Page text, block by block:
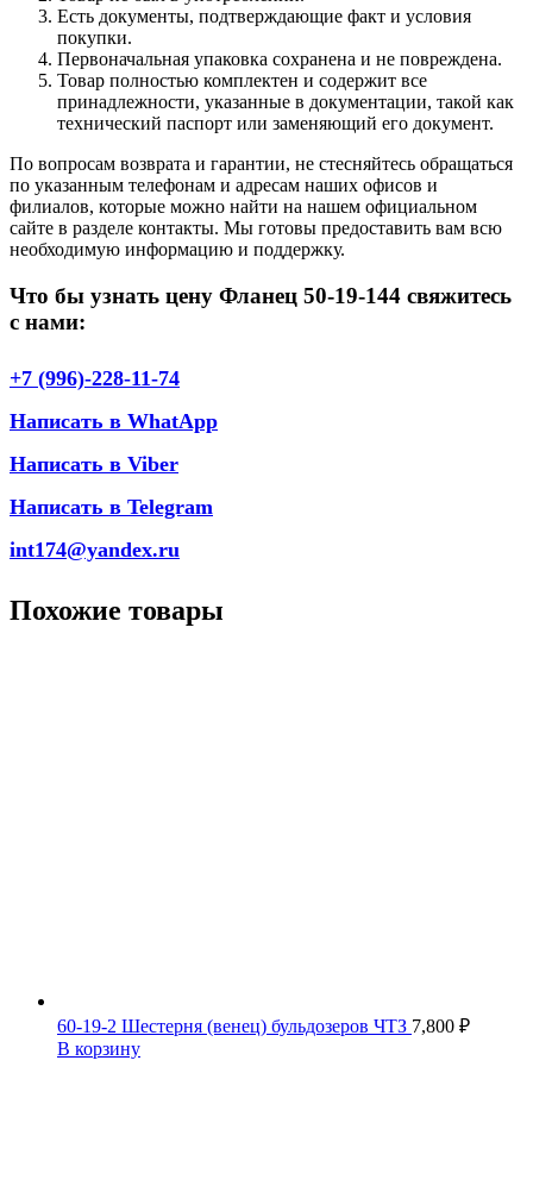
Есть документы, подтверждающие факт и условия
покупки.
Первоначальная упаковка сохранена и не повреждена.
Товар полностью комплектен и содержит все
принадлежности, указанные в документации, такой как
технический паспорт или заменяющий его документ.
По вопросам возврата и гарантии, не стесняйтесь обращаться
по указанным телефонам и адресам наших офисов и
филиалов, которые можно найти на нашем официальном
сайте в разделе контакты. Мы готовы предоставить вам всю
необходимую информацию и поддержку.
Что бы узнать цену Фланец 50-19-144 свяжитесь
с нами:
+7 (996)-228-11-74
Написать в WhatApp
Написать в Viber
Написать в Telegram
int174@yandex.ru
Похожие товары
60-19-2 Шестерня (венец) бульдозеров ЧТЗ 7,800 ₽
В корзину